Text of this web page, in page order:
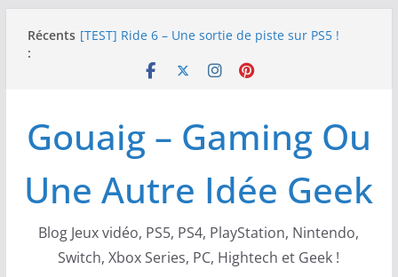
Récents
:
[TEST] Ride 6 – Une sortie de piste sur PS5 !
NEOGEO AES+ : La légende de l’arcade est de
SWITCH 2 : Nouveaux accessoires Turtle Beach X
Gouaig – Gaming Ou
Une Autre Idée Geek
Blog Jeux vidéo, PS5, PS4, PlayStation, Nintendo,
Switch, Xbox Series, PC, Hightech et Geek !